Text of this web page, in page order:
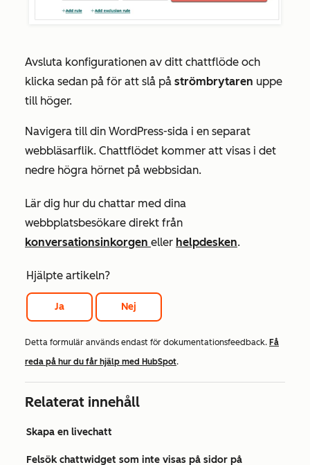
Avsluta konfigurationen av ditt chattflöde och
klicka sedan på för att slå på strömbrytaren uppe
till höger.
Navigera till din WordPress-sida i en separat
webbläsarflik. Chattflödet kommer att visas i det
nedre högra hörnet på webbsidan.
Lär dig hur du chattar med dina
webbplatsbesökare direkt från
konversationsinkorgen eller helpdesken.
Hjälpte artikeln?
Ja Nej
Detta formulär används endast för dokumentationsfeedback. Få
reda på hur du får hjälp med HubSpot.
Relaterat innehåll
Skapa en livechatt
Felsök chattwidget som inte visas på sidor på